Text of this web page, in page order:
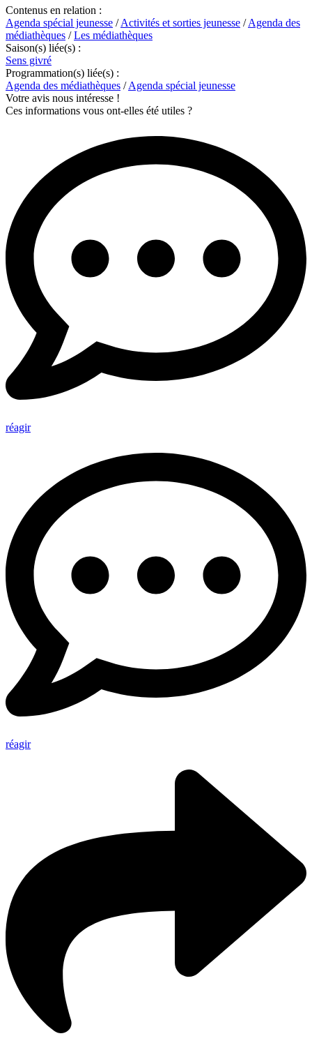
Contenus en relation :
Agenda spécial jeunesse /Activités et sorties jeunesse /Agenda des
médiathèques /Les médiathèques
Saison(s) liée(s) :
Sens givré
Programmation(s) liée(s) :
Agenda des médiathèques /Agenda spécial jeunesse
Votre avis nous intéresse !
Ces informations vous ont-elles été utiles ?
réagir
réagir